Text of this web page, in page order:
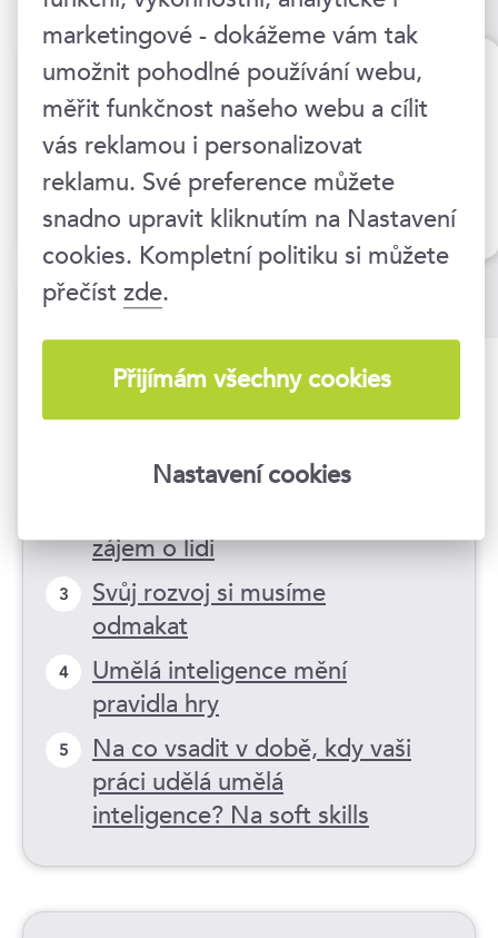
Manažer na startovní čáře
19.–20. 8. 2026
Praha 1
12 490 Kčbez DPH
7 důvodů, proč vsadit na
Manažer by nikdy neměl
zájem o lidi
3
Svůj rozvoj si musíme
odmakat
4
Umělá inteligence mění
pravidla hry
5
Na co vsadit v době, kdy vaši
práci udělá umělá
inteligence? Na soft skills
marketingové - dokážeme vám tak
umožnit pohodlné používání webu,
měřit funkčnost našeho webu a cílit
vás reklamou i personalizovat
reklamu. Své preference můžete
snadno upravit kliknutím na Nastavení
cookies. Kompletní politiku si můžete
přečístzde.
Přijímám všechny cookies
Nastavení cookies